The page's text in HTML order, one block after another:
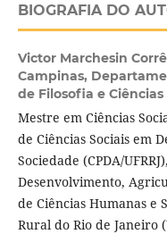
BIOGRAFIA DO
Victor Marchesin
Campinas,
de Filosofia e
Mestre em Ciências
de Ciências Sociais em
Sociedade (CPDA/
Desenvolvimento,
de Ciências Humanas e
Rural do Rio de Janeiro